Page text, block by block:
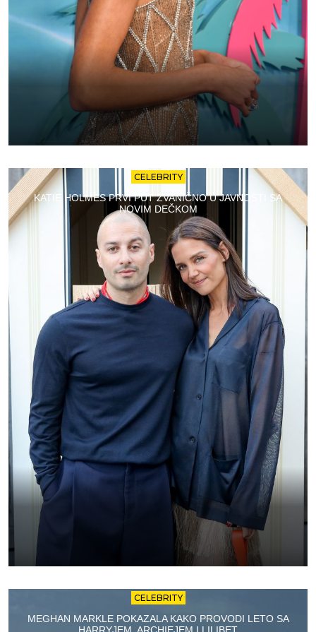
CELEBRITY
KATIE HOLMES PRVI PUT ZVANIČNO U JAVNOSTI SA
NOVIM DEČKOM
CELEBRITY
MEGHAN MARKLE POKAZALA KAKO PROVODI LETO SA
HARRYJEM, ARCHIEJEM I LILIBET